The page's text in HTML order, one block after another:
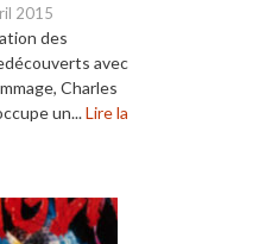
2015
des
avec
Charles
un...Lire la